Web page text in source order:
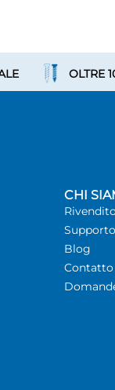
OLTRE
CHI
Supporto
Blog
Contatto